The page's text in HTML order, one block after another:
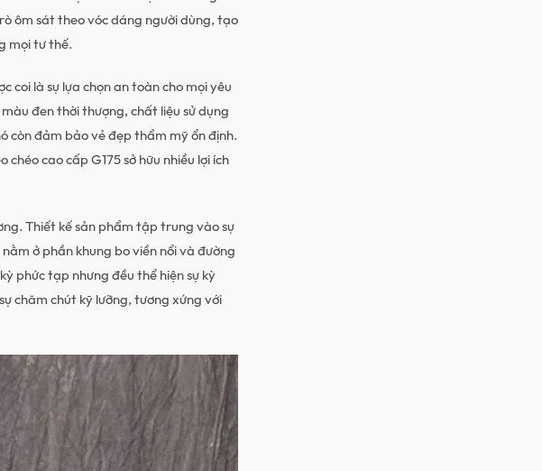
tui deo nguc, tui deo vai nam, tui dung ipad cam tay, tui dung ipad mini, tui
cao cap, tui handmade bang da, tui ipad da that, tui khoac cheo nam,
cheo nam, tui xach bao tu, tui xach cao cap, tui xach cheo nam, tui xach
tui xach cho nam gioi, tui xach cong so nam, tui xach da, tui xach da bo, tui
tui xach da nam cao cap, tui xach da that, tui xach da that cao cap,
cheo hang hieu, tui xach deo cheo mini, tui xach deo cheo nam, tui xach
cao cap, tui xach nam cong so,tui xach nam cong so hang hieu, tui xach
tui xach nam dep, tui xach nam du lich, tui xach nam hang hieu, tui
thoi trang, tui xach tay du lich, tui xach tay nam, tui xach nam thoi trang,
tui deo cheo nam, tuixachda, tuixachnam, tui deo cheo cho nam, tui deo
nam, tui deo cheo lung nam, tui deo cheo nam, tui deo cho nam, tui deo
nho gon, tui deo cheo nho, tui deo cheo mini nam, tui deo cheo nam mini, tui
dep, tui deo cheo nam dep, tui deo dep, tui deo cheo nam chinh hang, tui
hang hieu, tui deo cheo nam hang hieu, tui deo cheo nam cao cap, tui deo
deo cheo da nam, tui deo cheo nam da, tui deo cheo da bo, tui deo cheo
ôm sát theo vóc dáng người dùng, tạo
mọi tư thế.
coi là sự lựa chọn an toàn cho mọi yêu
đen thời thượng, chất liệu sử dụng
còn đảm bảo vẻ đẹp thẩm mỹ ổn định.
cao cấp G175 sở hữu nhiều lợi ích
Thiết kế sản phẩm tập trung vào sự
ở phần khung bo viền nổi và đường
phức tạp nhưng đều thể hiện sự kỳ
chăm chút kỹ lưỡng, tương xứng với